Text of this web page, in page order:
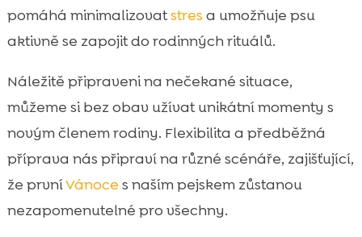
pomáhá minimalizovatstres a umožňuje psu
aktivně se zapojit do rodinných rituálů.
Náležitě připraveni na nečekané situace,
můžeme si bez obav užívat unikátní momenty s
novým členem rodiny. Flexibilita a předběžná
příprava nás připraví na různé scénáře, zajišťující,
že prvníVánoce s naším pejskem zůstanou
nezapomenutelné pro všechny.